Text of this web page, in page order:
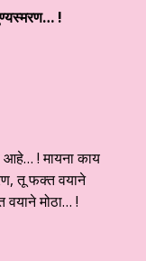
!
आहे… ! मायना काय
तू फक्त वयाने
वयाने मोठा… !